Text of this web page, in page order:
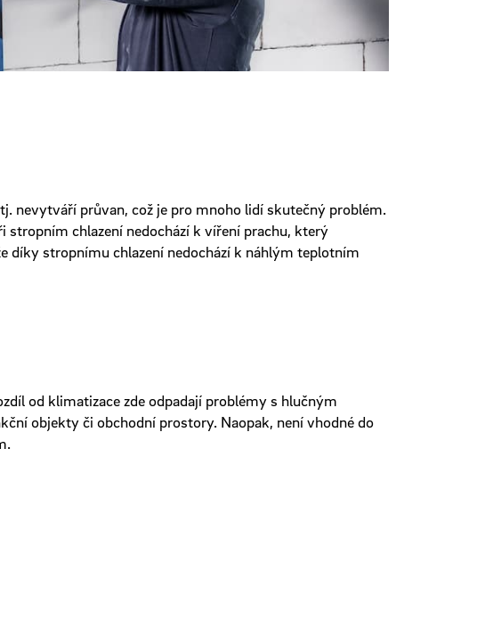
nevytváří průvan, což je pro mnoho lidí skutečný problém.
stropním chlazení nedochází k víření prachu, který
díky stropnímu chlazení nedochází k náhlým teplotním
od klimatizace zde odpadají problémy s hlučným
objekty či obchodní prostory. Naopak, není vhodné do